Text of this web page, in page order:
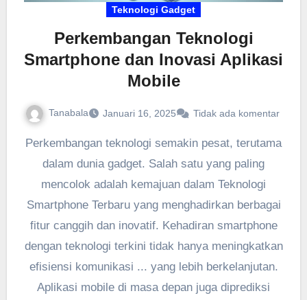
Teknologi Gadget
Perkembangan Teknologi
Smartphone dan Inovasi Aplikasi
Mobile
Tanabala Januari 16, 2025 Tidak ada komentar
Perkembangan teknologi semakin pesat, terutama
dalam dunia gadget. Salah satu yang paling
mencolok adalah kemajuan dalam Teknologi
Smartphone Terbaru yang menghadirkan berbagai
fitur canggih dan inovatif. Kehadiran smartphone
dengan teknologi terkini tidak hanya meningkatkan
efisiensi komunikasi ... yang lebih berkelanjutan.
Aplikasi mobile di masa depan juga diprediksi